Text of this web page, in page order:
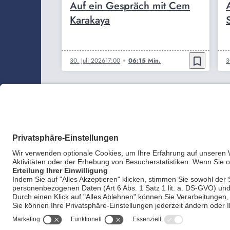
Auf ein Gespräch mit Cem
Karakaya
30. Juli 202617:00 06:15 Min. bookmark_border